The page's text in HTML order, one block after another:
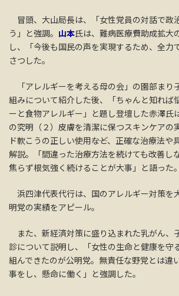
冒頭、大山局長は、「女性党員の対話で政
う」と強調。 山本氏は、難病医療費助成拡大
し、「今後も国民の声を実現するため、全力
さつした。
「アレルギーを考える母の会」の園部まり
組みについて紹介した後、「ちゃんと知れ
ーと食物アレルギー」と題し登壇した赤澤氏
の究明（２）皮膚を清潔に保つスキンケアの
ド軟こうの正しい使用――など、正確な治療法
解説。「間違った治療方法を続けても改善し
焦らず根気強く続けることが大事」と語った。
浜四津代表代行は、国のアレルギー対策を
明党の実績をアピール。
また、新経済対策に盛り込まれた乳がん、
診について説明し、「女性の生命と健康を守
組んできたのが公明党。無責任な野党とは違
事をし、懸命に働く」と強調した。